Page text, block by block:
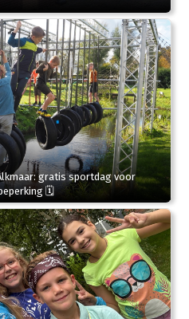
gratis sportdag voor
🗓